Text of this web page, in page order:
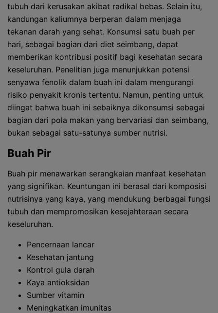
tubuh dari kerusakan akibat radikal bebas. Selain itu,
kandungan kaliumnya berperan dalam menjaga
tekanan darah yang sehat. Konsumsi satu buah per
hari, sebagai bagian dari diet seimbang, dapat
memberikan kontribusi positif bagi kesehatan secara
keseluruhan. Penelitian juga menunjukkan potensi
senyawa fenolik dalam buah ini dalam mengurangi
risiko penyakit kronis tertentu. Namun, penting untuk
diingat bahwa buah ini sebaiknya dikonsumsi sebagai
bagian dari pola makan yang bervariasi dan seimbang,
bukan sebagai satu-satunya sumber nutrisi.
Buah Pir
Buah pir menawarkan serangkaian manfaat kesehatan
yang signifikan. Keuntungan ini berasal dari komposisi
nutrisinya yang kaya, yang mendukung berbagai fungsi
tubuh dan mempromosikan kesejahteraan secara
keseluruhan.
Pencernaan lancar
Kesehatan jantung
Kontrol gula darah
Kaya antioksidan
Sumber vitamin
Meningkatkan imunitas